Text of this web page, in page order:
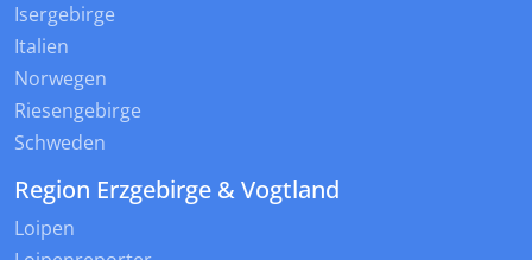
Isergebirge
Italien
Norwegen
Riesengebirge
Schweden
Region Erzgebirge & Vogtland
Loipen